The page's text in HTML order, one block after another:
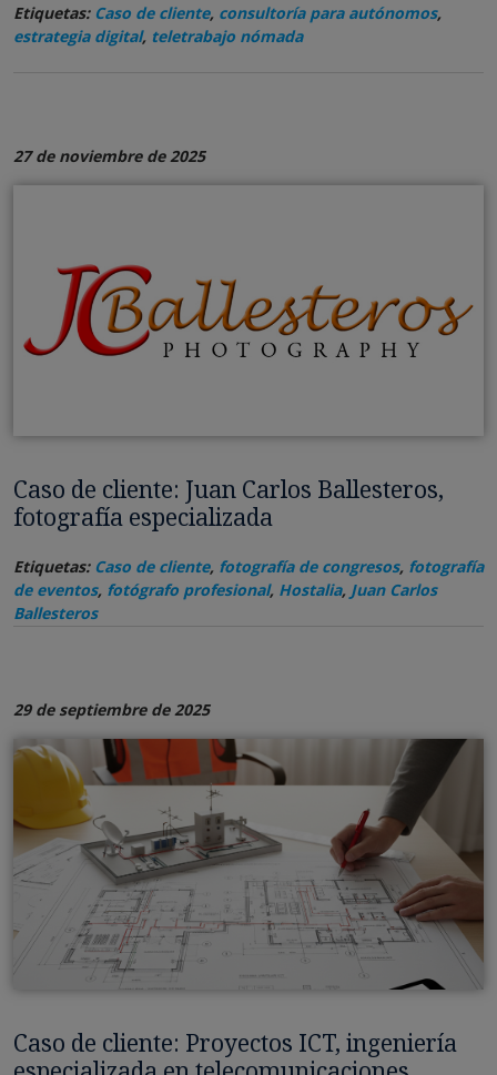
Etiquetas: Caso de cliente, consultoría para autónomos,
estrategia digital, teletrabajo nómada
27 de noviembre de 2025
Caso de cliente: Juan Carlos Ballesteros,
fotografía especializada
Etiquetas: Caso de cliente, fotografía de congresos, fotografía
de eventos, fotógrafo profesional, Hostalia, Juan Carlos
Ballesteros
29 de septiembre de 2025
Caso de cliente: Proyectos ICT, ingeniería